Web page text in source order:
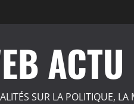
ACTU
SUR LA POLITIQUE, LA